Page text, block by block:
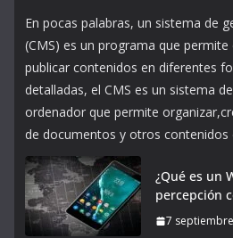
En pocas palabras, un sistema de
(CMS) es un programa que
publicar contenidos en diferentes
detalladas, el CMS es un sistema
ordenador que permite
de documentos y otros contenidos
¿Qué es un
percepción
7